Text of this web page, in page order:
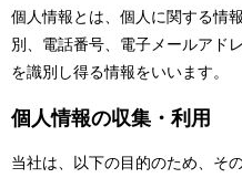
個人情報とは、個人に関する情
別、電話番号、電子メールアド
を識別し得る情報をいいます。
個人情報の収集・利用
当社は、以下の目的のため、そ